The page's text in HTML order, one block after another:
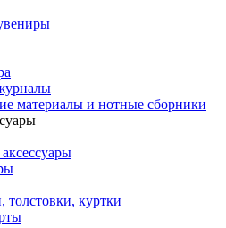
материалы и нотные сборники
толстовки, куртки